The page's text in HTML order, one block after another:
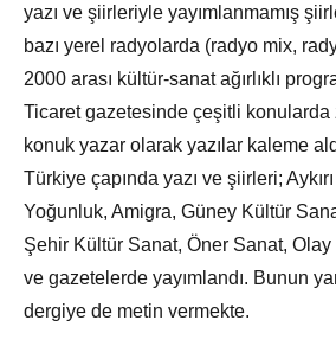
yazı ve şiirleriyle yayımlanmamış
bazı yerel radyolarda (radyo mix,
2000 arası kültür-sanat ağırlıklı
Ticaret gazetesinde çeşitli konularda
konuk yazar olarak yazılar kaleme
Türkiye çapında yazı ve şiirleri;
Yoğunluk, Amigra, Güney Kültür
Şehir Kültür Sanat, Öner Sanat, Olay
ve gazetelerde yayımlandı. Bunun
dergiye de metin vermekte.